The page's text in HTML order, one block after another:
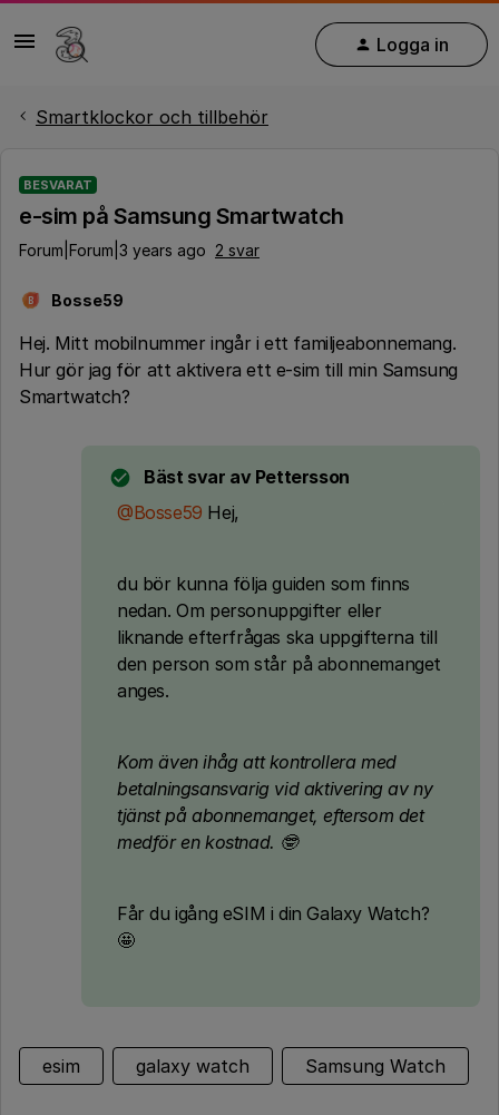
Logga in
Smartklockor och tillbehör
BESVARAT
e-sim på Samsung Smartwatch
Forum|Forum|3 years ago 2 svar
B Bosse59
Hej. Mitt mobilnummer ingår i ett familjeabonnemang.
Hur gör jag för att aktivera ett e-sim till min Samsung
Smartwatch?
Bäst svar av Pettersson
@Bosse59 Hej,
du bör kunna följa guiden som finns
nedan. Om personuppgifter eller
liknande efterfrågas ska uppgifterna till
den person som står på abonnemanget
anges.
Kom även ihåg att kontrollera med
betalningsansvarig vid aktivering av ny
tjänst på abonnemanget, eftersom det
medför en kostnad. 🤓
Får du igång eSIM i din Galaxy Watch?
🤩
esim galaxy watch Samsung Watch